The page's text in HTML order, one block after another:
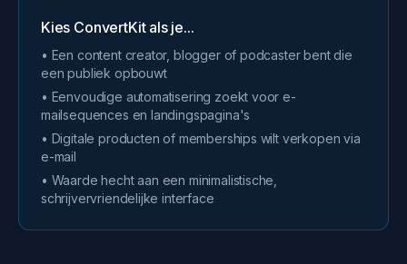
Kies ConvertKit als je...
• Een content creator, blogger of podcaster bent die
een publiek opbouwt
• Eenvoudige automatisering zoekt voor e-
mailsequences en landingspagina's
• Digitale producten of memberships wilt verkopen via
e-mail
• Waarde hecht aan een minimalistische,
schrijvervriendelijke interface